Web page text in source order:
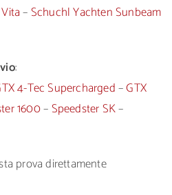
–Schuchl Yachten Sunbeam
:
4-Tec Supercharged–GTX
1600–Speedster SK–
prova direttamente